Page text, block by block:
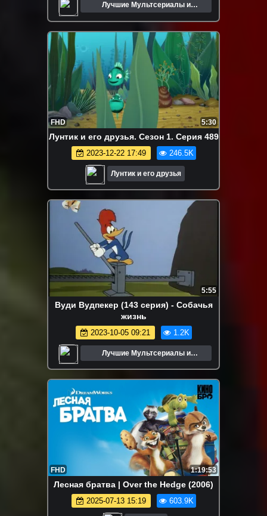
Лучшие Мультсериалы и
FHD 5:30
Лунтик и его друзья. Сезон 1. Серия 489
2023-12-22 17:49 246.5K
Лунтик и его друзья
5:55
Вуди Вудпекер (143 серия) - Собачья
жизнь
2023-10-05 09:21 1.2K
Лучшие Мультсериалы и
Мультфильмы
FHD 1:19:53
Лесная братва | Over the Hedge (2006)
2025-07-13 15:19 603.9K